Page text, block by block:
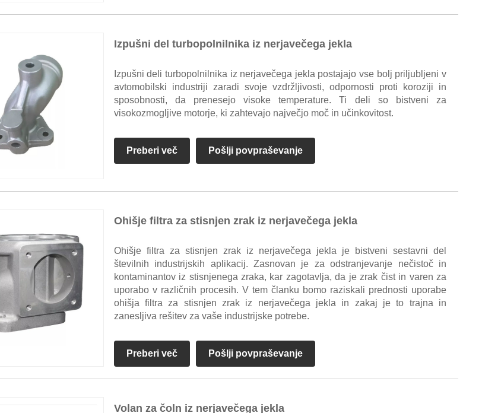
Izpušni del turbopolnilnika iz nerjavečega jekla
Izpušni deli turbopolnilnika iz nerjavečega jekla postajajo vse bolj priljubljeni v
avtomobilski industriji zaradi svoje vzdržljivosti, odpornosti proti koroziji in
sposobnosti, da prenesejo visoke temperature. Ti deli so bistveni za
visokozmogljive motorje, ki zahtevajo največjo moč in učinkovitost.
Preberi več Pošlji povpraševanje
Ohišje filtra za stisnjen zrak iz nerjavečega jekla
Ohišje filtra za stisnjen zrak iz nerjavečega jekla je bistveni sestavni del
številnih industrijskih aplikacij. Zasnovan je za odstranjevanje nečistoč in
kontaminantov iz stisnjenega zraka, kar zagotavlja, da je zrak čist in varen za
uporabo v različnih procesih. V tem članku bomo raziskali prednosti uporabe
ohišja filtra za stisnjen zrak iz nerjavečega jekla in zakaj je to trajna in
zanesljiva rešitev za vaše industrijske potrebe.
Preberi več Pošlji povpraševanje
Volan za čoln iz nerjavečega jekla